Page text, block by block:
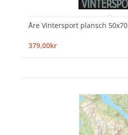
Åre Vintersport plansch 50x70
379,00kr